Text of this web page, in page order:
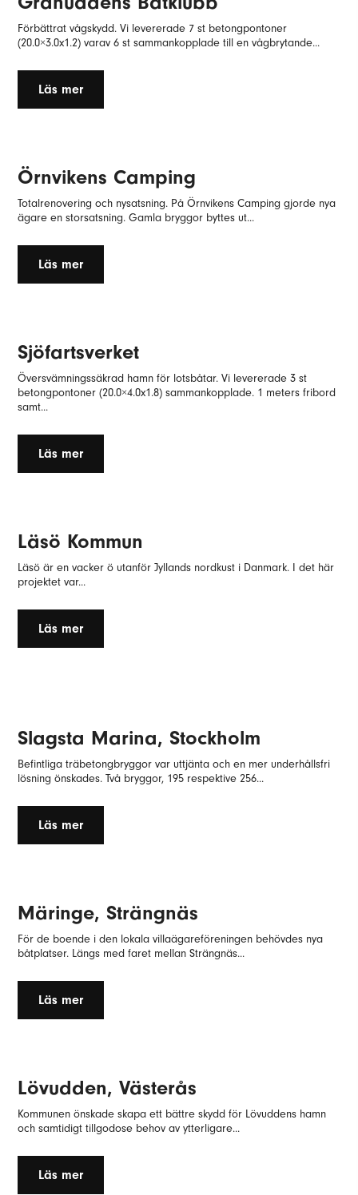
Förbättrat vågskydd. Vi levererade 7 st betongpontoner
(20.0×3.0x1.2) varav 6 st sammankopplade till en vågbrytande...
Läs mer
Örnvikens Camping
Totalrenovering och nysatsning. På Örnvikens Camping gjorde nya
ägare en storsatsning. Gamla bryggor byttes ut...
Läs mer
Sjöfartsverket
Översvämningssäkrad hamn för lotsbåtar. Vi levererade 3 st
betongpontoner (20.0×4.0x1.8) sammankopplade. 1 meters fribord
samt...
Läs mer
Läsö Kommun
Läsö är en vacker ö utanför Jyllands nordkust i Danmark. I det här
projektet var...
Läs mer
Slagsta Marina, Stockholm
Befintliga träbetongbryggor var uttjänta och en mer underhållsfri
lösning önskades. Två bryggor, 195 respektive 256...
Läs mer
Märinge, Strängnäs
För de boende i den lokala villaägareföreningen behövdes nya
båtplatser. Längs med faret mellan Strängnäs...
Läs mer
Lövudden, Västerås
Kommunen önskade skapa ett bättre skydd för Lövuddens hamn
och samtidigt tillgodose behov av ytterligare...
Läs mer